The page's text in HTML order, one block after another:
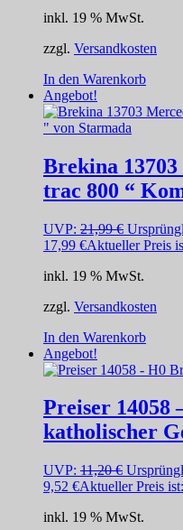
inkl. 19 % MwSt.
zzgl. Versandkosten
In den Warenkorb
Angebot!
Brekina
trac 800 “
UVP: 21,99€
17,99 €Aktueller Preis
inkl. 19 % MwSt.
zzgl. Versandkosten
In den Warenkorb
Angebot!
Preiser 14058
katholischer
UVP: 11,20€
9,52 €Aktueller Preis
inkl. 19 % MwSt.